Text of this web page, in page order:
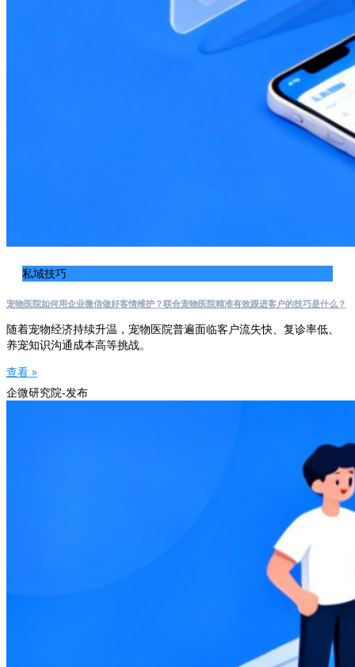
私域技巧
宠物医院如何用企业微信做好客情维护？联合宠物医院精准有效跟进客户的技巧是什么？
随着宠物经济持续升温，宠物医院普遍面临客户流失快、复诊率低、
养宠知识沟通成本高等挑战。
查看 »
企微研究院-发布